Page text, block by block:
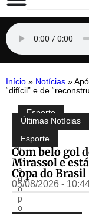
Início » Notícias »
“difícil” e de
Compartilhe:
Esporte
P
b
li
c
a
d
o
p
o
Últimas Notícias
Esporte
Com belo gol
Mirassol e
Copa do Brasil
05/08/2026 -